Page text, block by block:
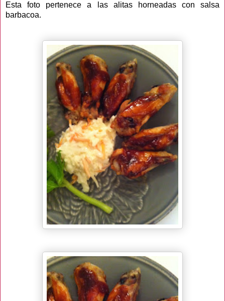
Esta foto pertenece a las alitas horneadas con salsa
barbacoa.